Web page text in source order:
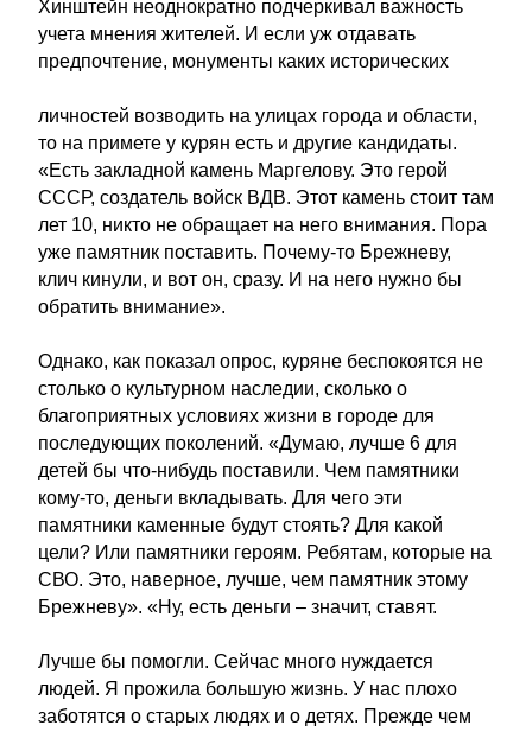
Хинштейн неоднократно подчеркивал важность
учета мнения жителей. И если уж отдавать
предпочтение, монументы каких исторических
личностей возводить на улицах города и области,
то на примете у курян есть и другие кандидаты.
«Есть закладной камень Маргелову. Это герой
СССР, создатель войск ВДВ. Этот камень стоит там
лет 10, никто не обращает на него внимания. Пора
уже памятник поставить. Почему-то Брежневу,
клич кинули, и вот он, сразу. И на него нужно бы
обратить внимание».
Однако, как показал опрос, куряне беспокоятся не
столько о культурном наследии, сколько о
благоприятных условиях жизни в городе для
последующих поколений. «Думаю, лучше 6 для
детей бы что-нибудь поставили. Чем памятники
кому-то, деньги вкладывать. Для чего эти
памятники каменные будут стоять? Для какой
цели? Или памятники героям. Ребятам, которые на
СВО. Это, наверное, лучше, чем памятник этому
Брежневу». «Ну, есть деньги – значит, ставят.
Лучше бы помогли. Сейчас много нуждается
людей. Я прожила большую жизнь. У нас плохо
заботятся о старых людях и о детях. Прежде чем